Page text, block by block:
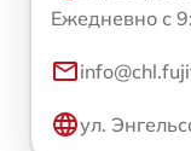
Ежедневно с
ул.